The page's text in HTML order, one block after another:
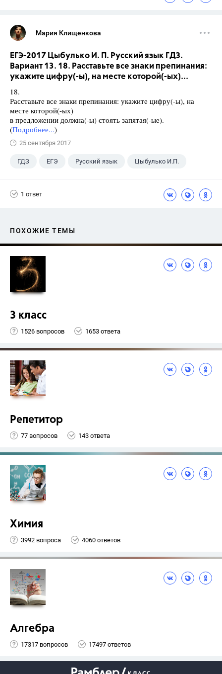
Мария Клищенкова
ЕГЭ-2017 Цыбулько И. П. Русский язык ГДЗ.
Вариант 13. 18. Расставьте все знаки препинания:
укажите цифру(-ы), на месте которой(-ых)...
18.
Расставьте все знаки препинания: укажите цифру(-ы), на
месте которой(-ых)
в предложении должна(-ы) стоять запятая(-ые).
(Подробнее...)
25 сентября 2017
ГДЗ ЕГЭ Русский язык Цыбулько И.П.
1 ответ
ПОХОЖИЕ ТЕМЫ
3 класс
1526 вопросов 1653 ответа
Репетитор
77 вопросов 143 ответа
Химия
3992 вопроса 4060 ответов
Алгебра
17317 вопросов 17497 ответов